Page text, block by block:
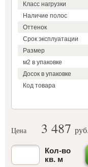
Класс нагрузки
Наличие полос
Оттенок
Срок эксплуатации
Размер
м2 в упаковке
Досок в упаковке
Код товара
Цена 3 487
Кол-во
кв. м